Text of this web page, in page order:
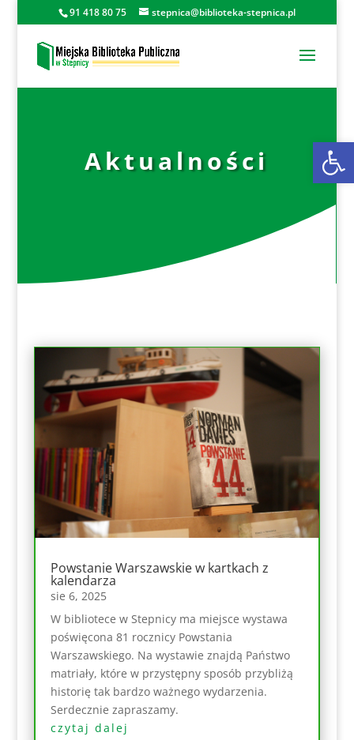
91 418 80 75 stepnica@biblioteka-stepnica.pl
Aktualności
Powstanie Warszawskie w kartkach z
kalendarza
sie 6, 2025
W bibliotece w Stepnicy ma miejsce wystawa
poświęcona 81 rocznicy Powstania
Warszawskiego. Na wystawie znajdą Państwo
matriały, które w przystępny sposób przybliżą
historię tak bardzo ważnego wydarzenia.
Serdecznie zapraszamy.
czytaj dalej